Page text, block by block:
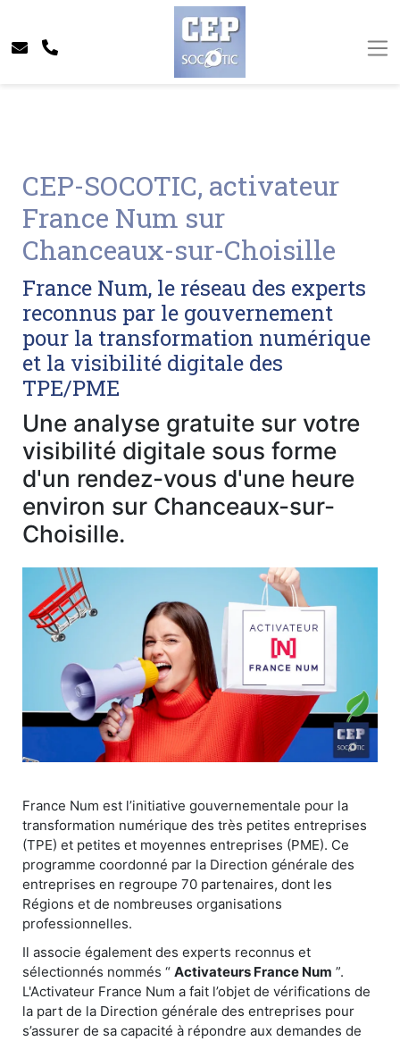
CEP-SOCOTIC, activateur
France Num sur
Chanceaux-sur-Choisille
France Num, le réseau des experts
reconnus par le gouvernement
pour la transformation numérique
et la visibilité digitale des
TPE/PME
Une analyse gratuite sur votre
visibilité digitale sous forme
d'un rendez-vous d'une heure
environ sur Chanceaux-sur-
Choisille.
France Num est l’initiative gouvernementale pour la
transformation numérique des très petites entreprises
(TPE) et petites et moyennes entreprises (PME). Ce
programme coordonné par la Direction générale des
entreprises en regroupe 70 partenaires, dont les
Régions et de nombreuses organisations
professionnelles.
Il associe également des experts reconnus et
sélectionnés nommés “ Activateurs France Num ”.
L'Activateur France Num a fait l’objet de vérifications de
la part de la Direction générale des entreprises pour
s’assurer de sa capacité à répondre aux demandes de